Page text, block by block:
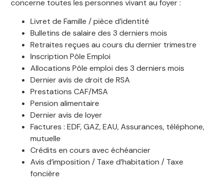
concerne toutes les personnes vivant au foyer :
Livret de Famille / pièce d’identité
Bulletins de salaire des 3 derniers mois
Retraites reçues au cours du dernier trimestre
Inscription Pôle Emploi
Allocations Pôle emploi des 3 derniers mois
Dernier avis de droit de RSA
Prestations CAF/MSA
Pension alimentaire
Dernier avis de loyer
Factures : EDF, GAZ, EAU, Assurances, téléphone,
mutuelle
Crédits en cours avec échéancier
Avis d’imposition / Taxe d’habitation / Taxe
foncière